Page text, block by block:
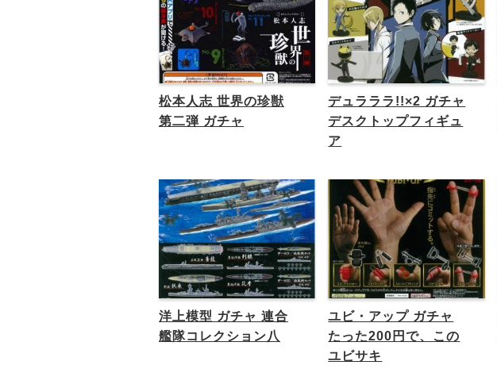
松本人志 世界の珍獣
第二弾 ガチャ
デュラララ!!×2 ガチャ
デスクトップフィギュ
ア
洋上模型 ガチャ 連合
艦隊コレクション八
ユビ・アップ ガチャ
たった200円で、この
ユビサキ